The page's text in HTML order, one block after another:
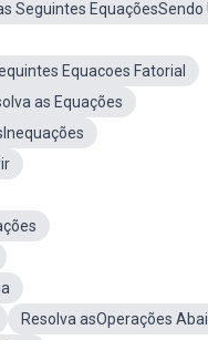
Seguintes EquaçõesSendo
Equacoes Fatorial
as Equações
Resolva asOperações